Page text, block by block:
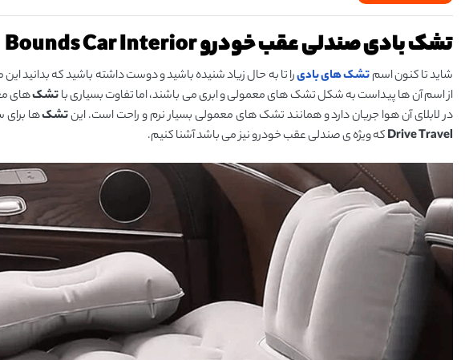
تشک بادی صندلی عقب خودرو Bounds Car Interior
شاید تا کنون اسمتشک های بادیرا تا به حال زیاد شنیده باشید و دوست داشته باشید که بدانید
از اسم آن ها پیداست به شکل تشک های معمولی و ابری می باشند، اما تفاوت بسیاری باتشکهای
در لابلای آن هوا جریان دارد و همانند تشک های معمولی بسیار نرم و راحت است. اینتشکها برای
Drive Travelکه ویژه ی صندلی عقب خودرو نیز می باشد آشنا کنیم.